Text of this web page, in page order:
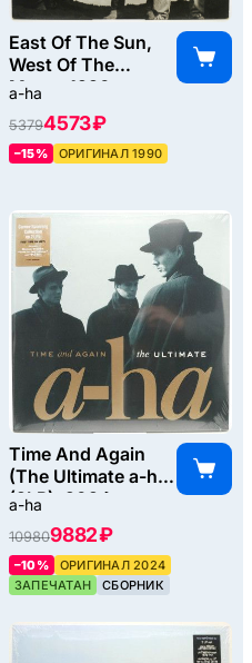
East Of The Sun,
West Of The
Moon, 1990
a-ha
53794573 ₽
–15% ОРИГИНАЛ 1990
Time And Again
(The Ultimate a-ha)
(2LP), 2024
a-ha
109809882 ₽
–10%
ОРИГИНАЛ 2024
ЗАПЕЧАТАН
СБОРНИК